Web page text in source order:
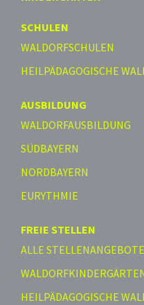
SCHULEN
WALDORFSCHULEN
HEILPÄDAGOGISCHE
AUSBILDUNG
WALDORFAUSBILDUNG
SÜDBAYERN
NORDBAYERN
EURYTHMIE
FREIE STELLEN
ALLE STELLENANGEBOTE
HEILPÄDAGOGISCHE